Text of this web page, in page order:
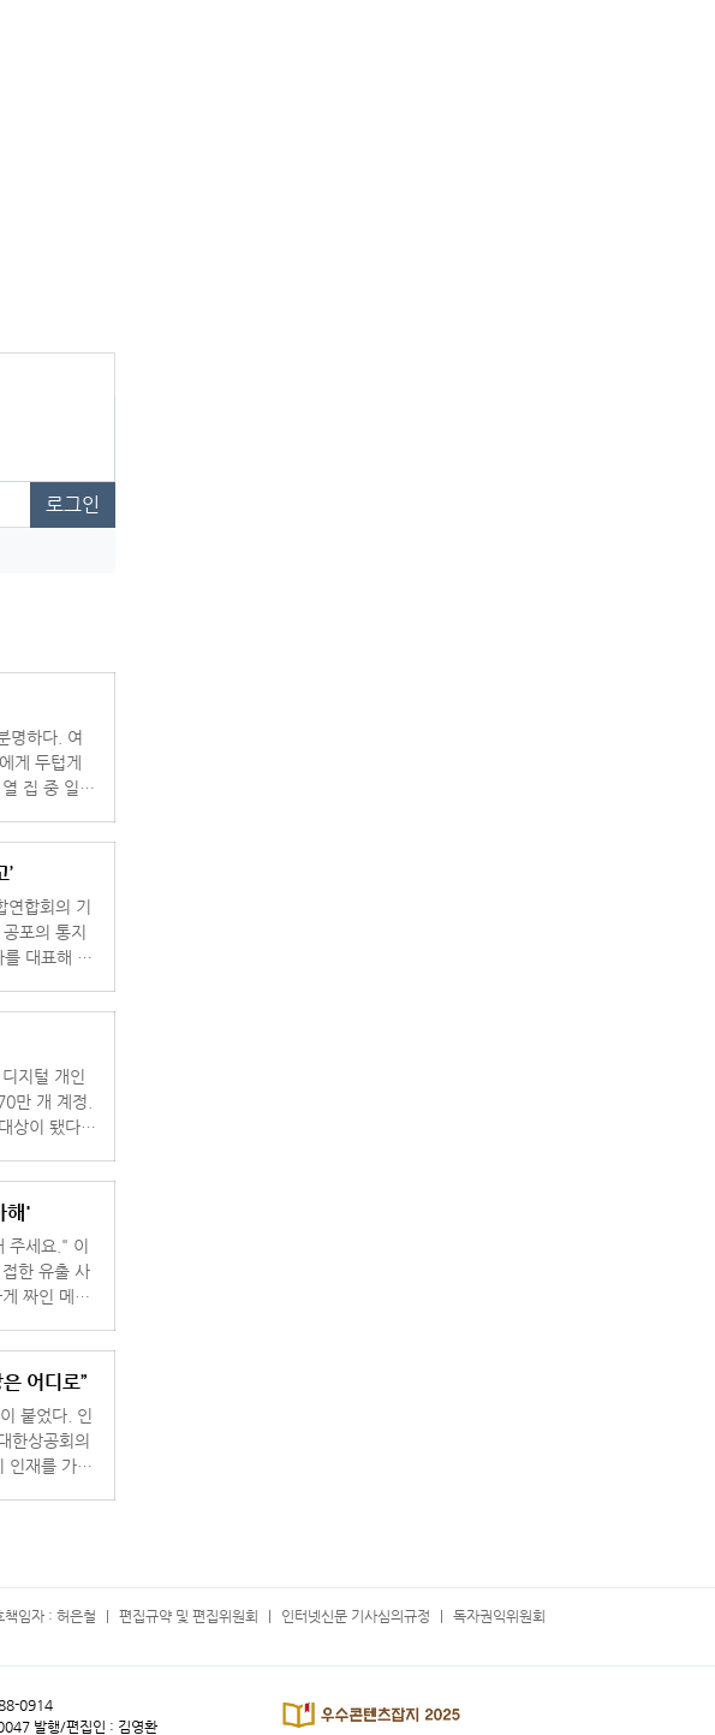
로그인
명하다. 여
게 두텁게
집 중 일곱
’
합회의 기
포의 통지
대표해 나
지털 개인
만 개 계정.
상이 됐다는
해'
세요." 이
한 유출 사
짜인 메시
어디로”
붙었다. 인
상공회의
인재를 가늠
책임자 : 허은철 편집규약 및 편집위원회 인터넷신문 기사심의규정
독자권익위원회
0914
발행/편집인 : 김영환